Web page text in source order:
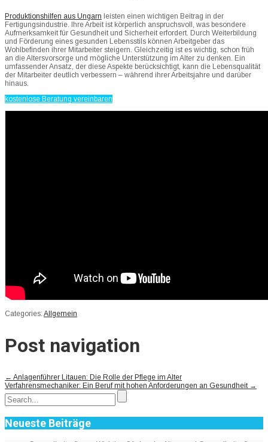
Produktionshilfen aus Ungarn leisten einen wichtigen Beitrag in der
Fertigungsindustrie. Ihre Arbeit ist körperlich anspruchsvoll, was besondere
Aufmerksamkeit für Gesundheit und Sicherheit erfordert. Durch Weiterbildung
und Förderung eines gesunden Lebensstils können Arbeitgeber das
Wohlbefinden ihrer Mitarbeiter steigern. Gleichzeitig ist es wichtig, schon früh
an die Altersvorsorge und mögliche Unterstützung im Alter zu denken. Ein
umfassender Ansatz, der diese Aspekte berücksichtigt, kann die Lebensqualität
der Mitarbeiter deutlich verbessern – während ihrer Arbeitsjahre und darüber
hinaus.
kostenlose Beratung vereinbaren
Categories: Allgemein
Post navigation
← Anlagenführer Litauen: Die Rolle der Pflege im Alter
Verfahrensmechaniker: Ein Beruf mit hohen Anforderungen an Gesundheit →
Neueste Beiträge